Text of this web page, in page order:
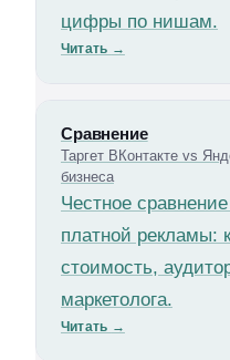
цифры по нишам.
Читать →
Сравнение
Таргет ВКонтакте vs
бизнеса
Честное
платной рекламы:
стоимость,
маркетолога.
Читать →